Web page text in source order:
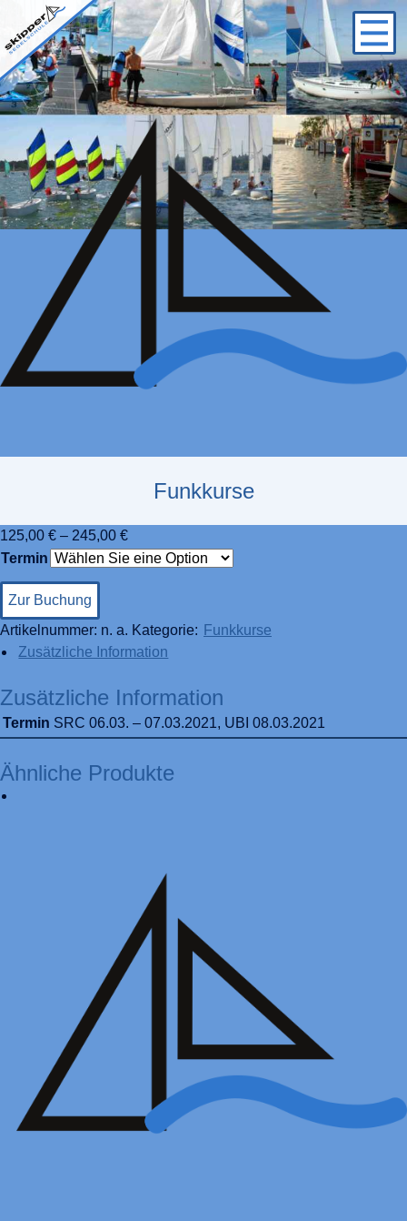
Logo
Startseite/Funkkurse/ Funkkurse
Funkkurse
125,00 € – 245,00 €
Termin
Zur Buchung
Artikelnummer: n. a. Kategorie: Funkkurse
Zusätzliche Information
Zusätzliche Information
Termin SRC 06.03. – 07.03.2021, UBI 08.03.2021
Ähnliche Produkte